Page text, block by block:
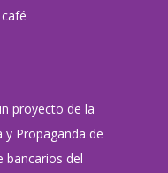
proyecto de la
y Propaganda de
bancarios del